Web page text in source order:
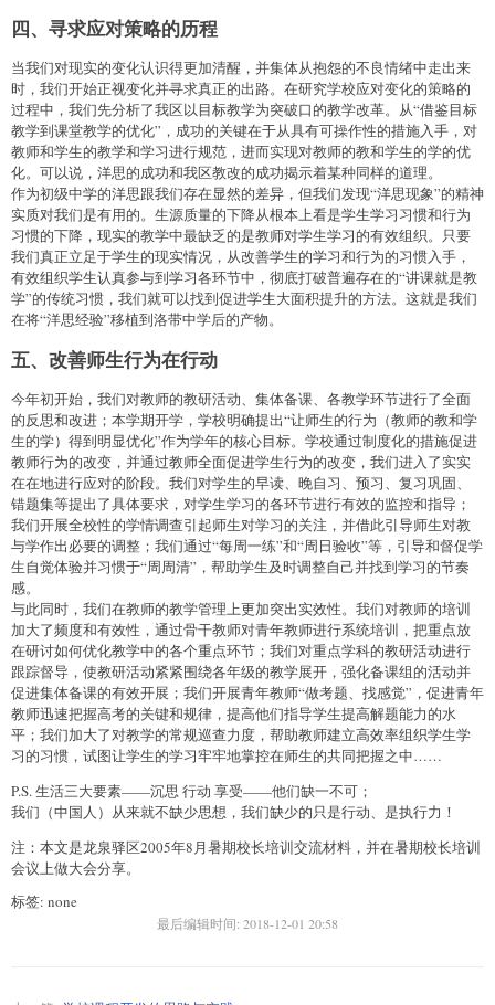
四、寻求应对策略的历程
当我们对现实的变化认识得更加清醒，并集体从抱怨的不良情绪中走出来
时，我们开始正视变化并寻求真正的出路。在研究学校应对变化的策略的
过程中，我们先分析了我区以目标教学为突破口的教学改革。从“借鉴目标
教学到课堂教学的优化”，成功的关键在于从具有可操作性的措施入手，对
教师和学生的教学和学习进行规范，进而实现对教师的教和学生的学的优
化。可以说，洋思的成功和我区教改的成功揭示着某种同样的道理。
作为初级中学的洋思跟我们存在显然的差异，但我们发现“洋思现象”的精神
实质对我们是有用的。生源质量的下降从根本上看是学生学习习惯和行为
习惯的下降，现实的教学中最缺乏的是教师对学生学习的有效组织。只要
我们真正立足于学生的现实情况，从改善学生的学习和行为的习惯入手，
有效组织学生认真参与到学习各环节中，彻底打破普遍存在的“讲课就是教
学”的传统习惯，我们就可以找到促进学生大面积提升的方法。这就是我们
在将“洋思经验”移植到洛带中学后的产物。
五、改善师生行为在行动
今年初开始，我们对教师的教研活动、集体备课、各教学环节进行了全面
的反思和改进；本学期开学，学校明确提出“让师生的行为（教师的教和学
生的学）得到明显优化”作为学年的核心目标。学校通过制度化的措施促进
教师行为的改变，并通过教师全面促进学生行为的改变，我们进入了实实
在在地进行应对的阶段。我们对学生的早读、晚自习、预习、复习巩固、
错题集等提出了具体要求，对学生学习的各环节进行有效的监控和指导；
我们开展全校性的学情调查引起师生对学习的关注，并借此引导师生对教
与学作出必要的调整；我们通过“每周一练”和“周日验收”等，引导和督促学
生自觉体验并习惯于“周周清”，帮助学生及时调整自己并找到学习的节奏
感。
与此同时，我们在教师的教学管理上更加突出实效性。我们对教师的培训
加大了频度和有效性，通过骨干教师对青年教师进行系统培训，把重点放
在研讨如何优化教学中的各个重点环节；我们对重点学科的教研活动进行
跟踪督导，使教研活动紧紧围绕各年级的教学展开，强化备课组的活动并
促进集体备课的有效开展；我们开展青年教师“做考题、找感觉”，促进青年
教师迅速把握高考的关键和规律，提高他们指导学生提高解题能力的水
平；我们加大了对教学的常规巡查力度，帮助教师建立高效率组织学生学
习的习惯，试图让学生的学习牢牢地掌控在师生的共同把握之中……
P.S. 生活三大要素——沉思 行动 享受——他们缺一不可；
我们（中国人）从来就不缺少思想，我们缺少的只是行动、是执行力！
注：本文是龙泉驿区2005年8月暑期校长培训交流材料，并在暑期校长培训
会议上做大会分享。
标签: none
最后编辑时间: 2018-12-01 20:58